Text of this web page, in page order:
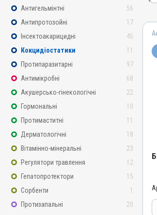
Антигельмінтні
56
Антипротозойні
17
Інсектоакарицидні
45
Кокцидіостатики
11
Протипаразитарні
97
Антимікробні
68
Акушерсько-гінекологічні
22
Гормональні
10
Протимаститні
11
Дерматологічні
18
Вітамінно-мінеральні
23
Регулятори травлення
12
Гепатопротектори
15
Сорбенти
1
Протизапальні
20